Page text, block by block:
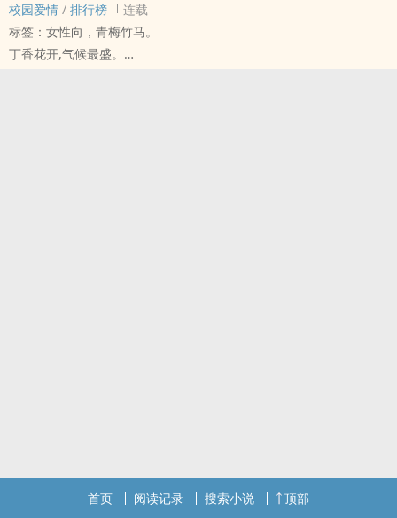
校园爱情 / 排行榜
连载
标签：女性向，青梅竹马。
丁香花开,气候最盛。
首页 阅读记录 搜索小说 顶部